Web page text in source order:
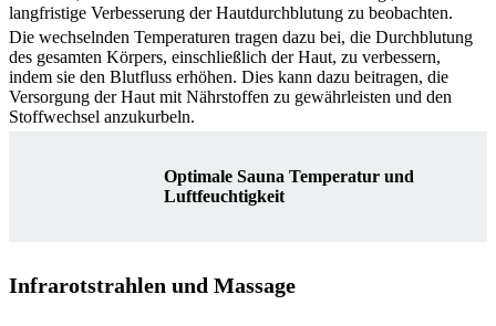
langfristige Verbesserung der Hautdurchblutung zu beobachten.
Die wechselnden Temperaturen tragen dazu bei, die Durchblutung
des gesamten Körpers, einschließlich der Haut, zu verbessern,
indem sie den Blutfluss erhöhen. Dies kann dazu beitragen, die
Versorgung der Haut mit Nährstoffen zu gewährleisten und den
Stoffwechsel anzukurbeln.
Optimale Sauna Temperatur und
Luftfeuchtigkeit
Infrarotstrahlen und Massage